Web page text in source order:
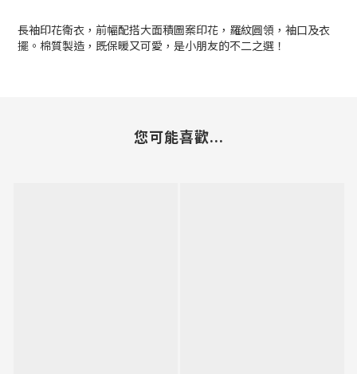
長袖印花衛衣，前幅配搭大面積圖案印花，羅紋圓領，袖口及衣
擺。棉質製造，既保暖又可愛，是小朋友的不二之選！
您可能喜歡...